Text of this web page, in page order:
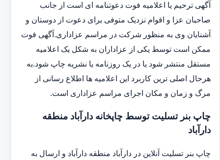
آگهی ترحیم یا اعلامیه فوت دعوتنامه ای است از جانب
صاحبان عزا و اقوام نزدیک متوفی برای دعوت از دوستان و
آشنایان وی به منظور شرکت در مراسم عزاداری.آگهی فوت
ممکن است توسط یکی از عزاداران به شکل یک اعلامیه
مستقل منتشر شود یا در یک روزنامه یا نشریه چاپ شود.به
هرحال اصلی ترین کاربرد این اعلامیه ها اطلاع رسانی از
مرگ و زمان و مکان اجرای مراسم عزاداری است.
چاپ بنر تسلیت توسط چاپخانه دارآباد منطقه
دارآباد
چاپ بنر تسلیت آنلاین در دارآباد منطقه دارآباد و ارسال به